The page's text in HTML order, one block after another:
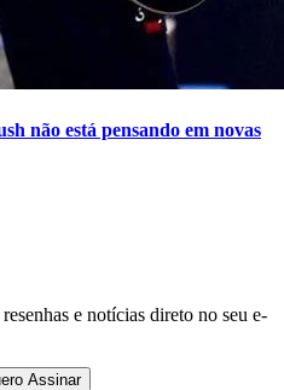
não está pensando em novas
e notícias direto no seu e-
Assinar